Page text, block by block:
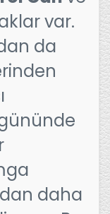
var.
da
daha